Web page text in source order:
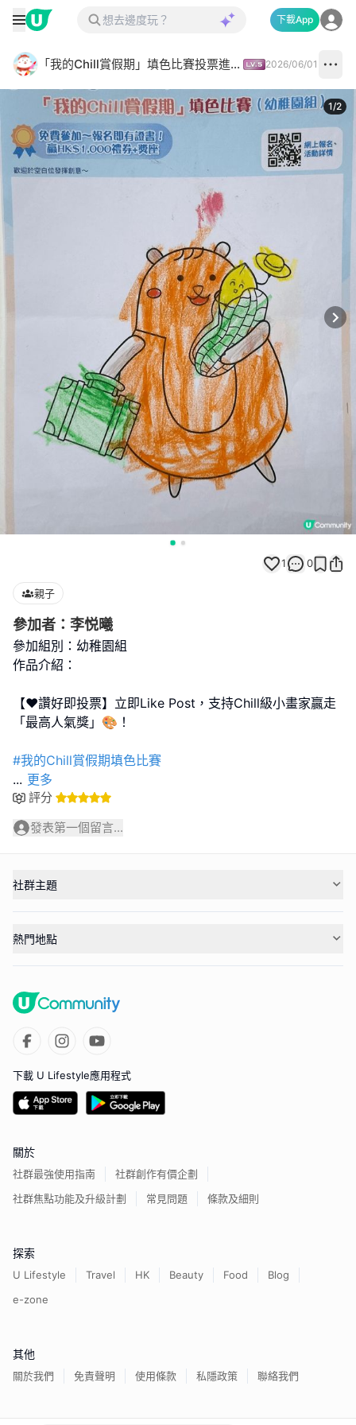
下載App
「我的Chill賞假期」填色比賽投票進行中✅ 2026/06/01
1/2
1 0
親子
參加者：李悦曦
參加組別：幼稚園組
作品介紹：
【❤️讚好即投票】立即Like Post，支持Chill級小畫家贏走
「最高人氣獎」🎨！
#我的Chill賞假期填色比賽
... 更多
評分
發表第一個留言...
社群主題
熱門地點
下載 U Lifestyle應用程式
關於
社群最強使用指南
社群創作有價企劃
社群焦點功能及升級計劃
常見問題 條款及細則
探索
U Lifestyle Travel HK Beauty Food
Blog
e-zone
其他
關於我們 免責聲明 使用條款 私隱政策 聯絡我們